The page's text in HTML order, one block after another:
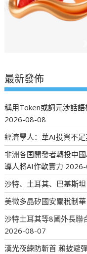
最新發佈
稱用Token或詞元涉話
2026-08-08
經濟學人：華AI投資不
非洲各国開發者轉投中
導人將AI作軟實力
沙特、土耳其、巴基斯
美徵多晶矽國安關稅制
沙特土耳其等8國外長
2026-08-07
漢光夜練防斬首 賴披避